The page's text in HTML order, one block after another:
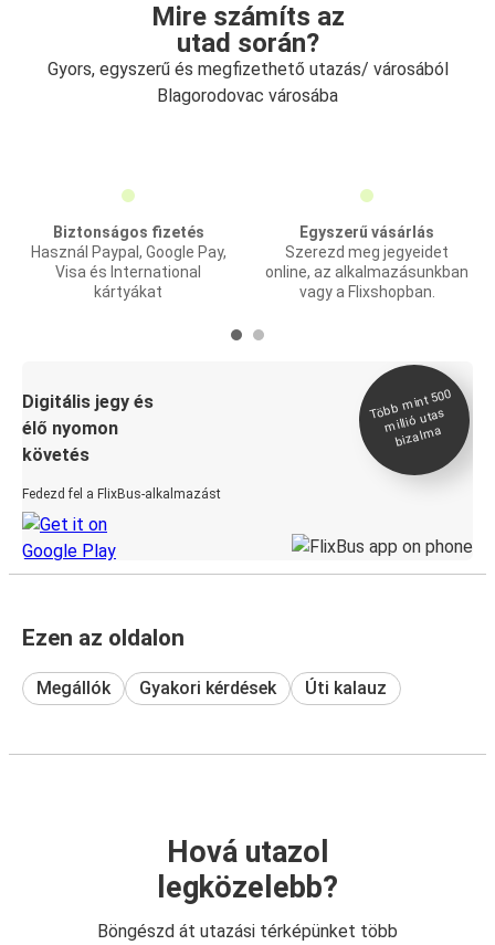
Mire számíts az
utad során?
Gyors, egyszerű és megfizethető utazás/ városából
Blagorodovac városába
Biztonságos fizetés
Használ Paypal, Google Pay,
Visa és International
kártyákat
Egyszerű vásárlás
Szerezd meg jegyeidet
online, az alkalmazásunkban
vagy a Flixshopban.
Digitális jegy és
élő nyomon
követés
Fedezd fel a FlixBus-alkalmazást
Több
mint 500
millió utas
bizal
ma
Ezen az oldalon
Megállók Gyakori kérdések Úti kalauz
Hová utazol
legközelebb?
Böngészd át utazási térképünket több